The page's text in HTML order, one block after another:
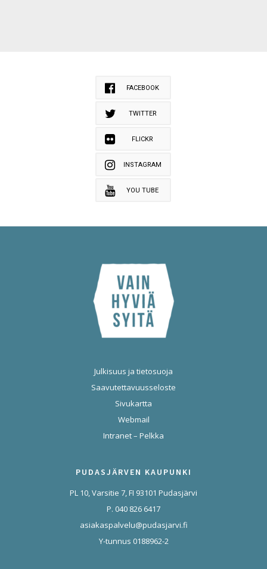
FACEBOOK
TWITTER
FLICKR
INSTAGRAM
YOU TUBE
Julkisuus ja tietosuoja
Saavutettavuusseloste
Sivukartta
Webmail
Intranet – Pelkka
PUDASJÄRVEN KAUPUNKI
PL 10, Varsitie 7, FI 93101 Pudasjärvi
P. 040 826 6417
asiakaspalvelu@pudasjarvi.fi
Y-tunnus 0188962-2